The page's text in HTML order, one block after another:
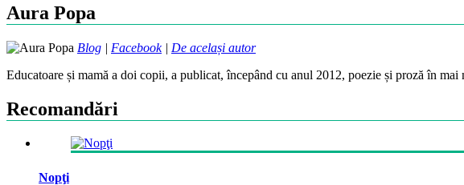
Aura Popa
Blog | Facebook| De același autor
Educatoare și mamă a doi copii, a publicat, începând cu anul 2012, poezie și proză în
Recomandări
Nopţi